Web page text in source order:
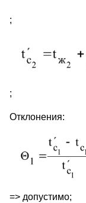
;
;
Отклонения:
=> допустимо;